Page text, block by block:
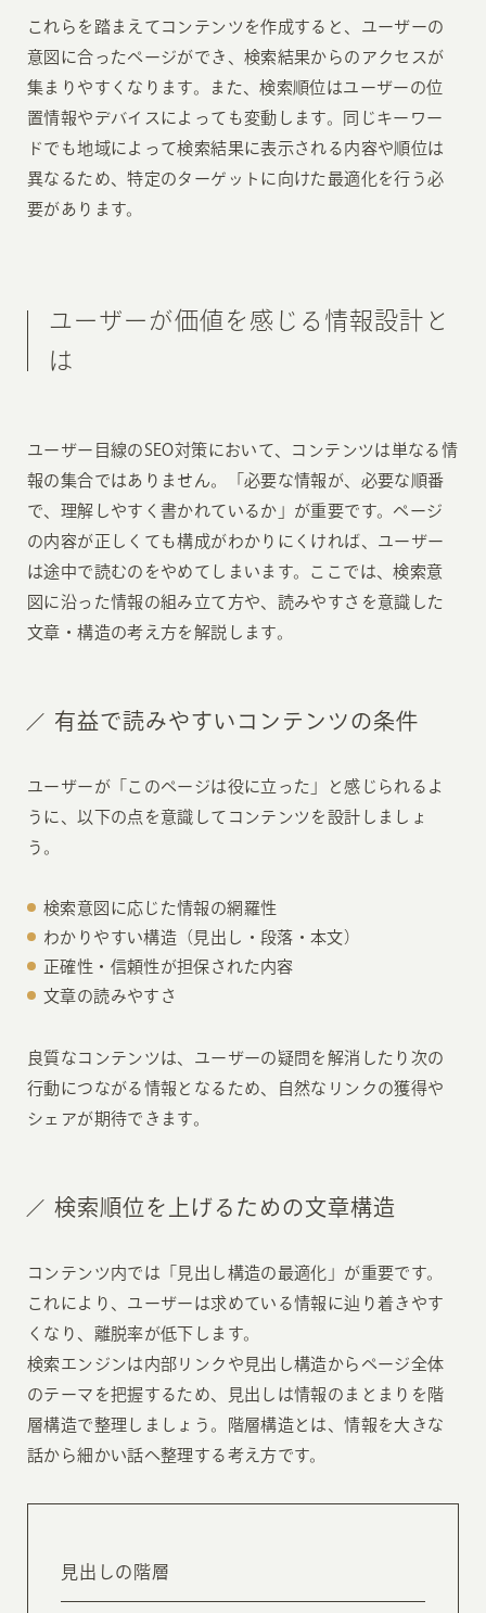
これらを踏まえてコンテンツを作成すると、ユーザーの
意図に合ったページができ、検索結果からのアクセスが
集まりやすくなります。また、検索順位はユーザーの位
置情報やデバイスによっても変動します。同じキーワー
ドでも地域によって検索結果に表示される内容や順位は
異なるため、特定のターゲットに向けた最適化を行う必
要があります。
ユーザーが価値を感じる情報設計と
は
ユーザー目線のSEO対策において、コンテンツは単なる情
報の集合ではありません。「必要な情報が、必要な順番
で、理解しやすく書かれているか」が重要です。ページ
の内容が正しくても構成がわかりにくければ、ユーザー
は途中で読むのをやめてしまいます。ここでは、検索意
図に沿った情報の組み立て方や、読みやすさを意識した
文章・構造の考え方を解説します。
有益で読みやすいコンテンツの条件
ユーザーが「このページは役に立った」と感じられるよ
うに、以下の点を意識してコンテンツを設計しましょ
う。
検索意図に応じた情報の網羅性
わかりやすい構造（見出し・段落・本文）
正確性・信頼性が担保された内容
文章の読みやすさ
良質なコンテンツは、ユーザーの疑問を解消したり次の
行動につながる情報となるため、自然なリンクの獲得や
シェアが期待できます。
検索順位を上げるための文章構造
コンテンツ内では「見出し構造の最適化」が重要です。
これにより、ユーザーは求めている情報に辿り着きやす
くなり、離脱率が低下します。
検索エンジンは内部リンクや見出し構造からページ全体
のテーマを把握するため、見出しは情報のまとまりを階
層構造で整理しましょう。階層構造とは、情報を大きな
話から細かい話へ整理する考え方です。
見出しの階層